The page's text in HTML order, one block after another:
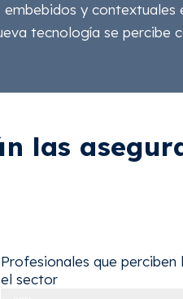
y
tecnología se percibe
las
Profesionales que
el sector